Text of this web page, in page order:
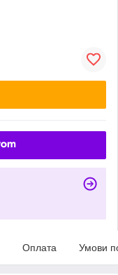
Оплата Умови